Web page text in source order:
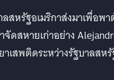
สหรัฐอเมริกาส่งมาเพื่อพ
ดสหายเก่าอย่าง
เสพติดระหว่างรัฐบาลสห